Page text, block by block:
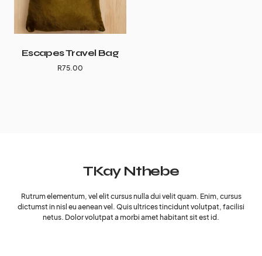
Escapes Travel Bag
R75.00
TKay Nthebe
Rutrum elementum, vel elit cursus nulla dui velit quam. Enim, cursus
dictumst in nisl eu aenean vel. Quis ultrices tincidunt volutpat, facilisi
netus. Dolor volutpat a morbi amet habitant sit est id.